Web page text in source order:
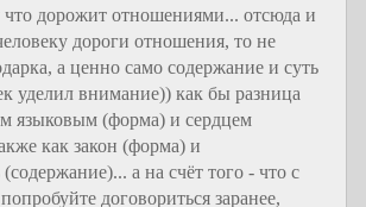
что дорожит отношениями... отсюда и
дороги отношения, то не
а ценно само содержание и суть
уделил внимание)) как бы разница
языковым (форма) и сердцем
как закон (форма) и
а на счёт того - что с
договориться заранее,